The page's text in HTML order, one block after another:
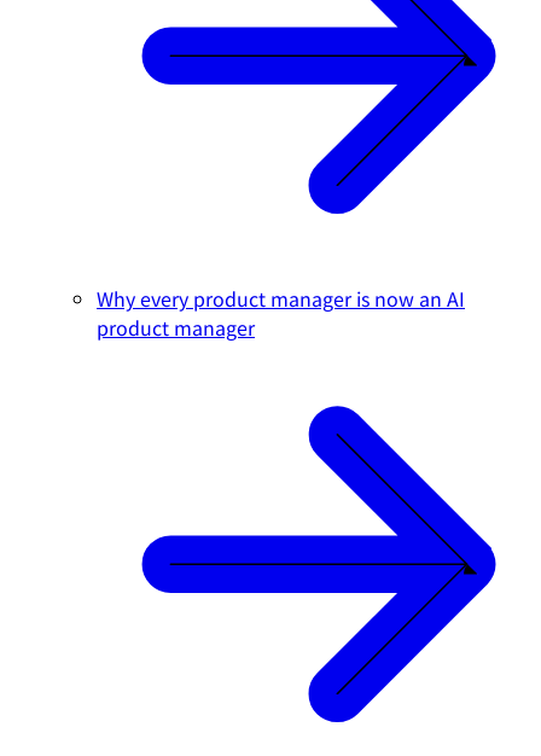
Why every product manager is now an AI
product manager